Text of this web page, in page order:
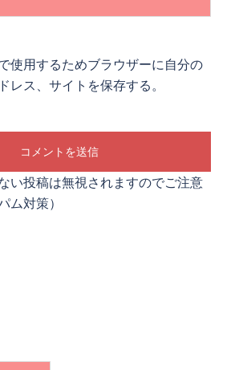
使用するためブラウザーに自分の
レス、サイトを保存する。
い投稿は無視されますのでご注意
ム対策）